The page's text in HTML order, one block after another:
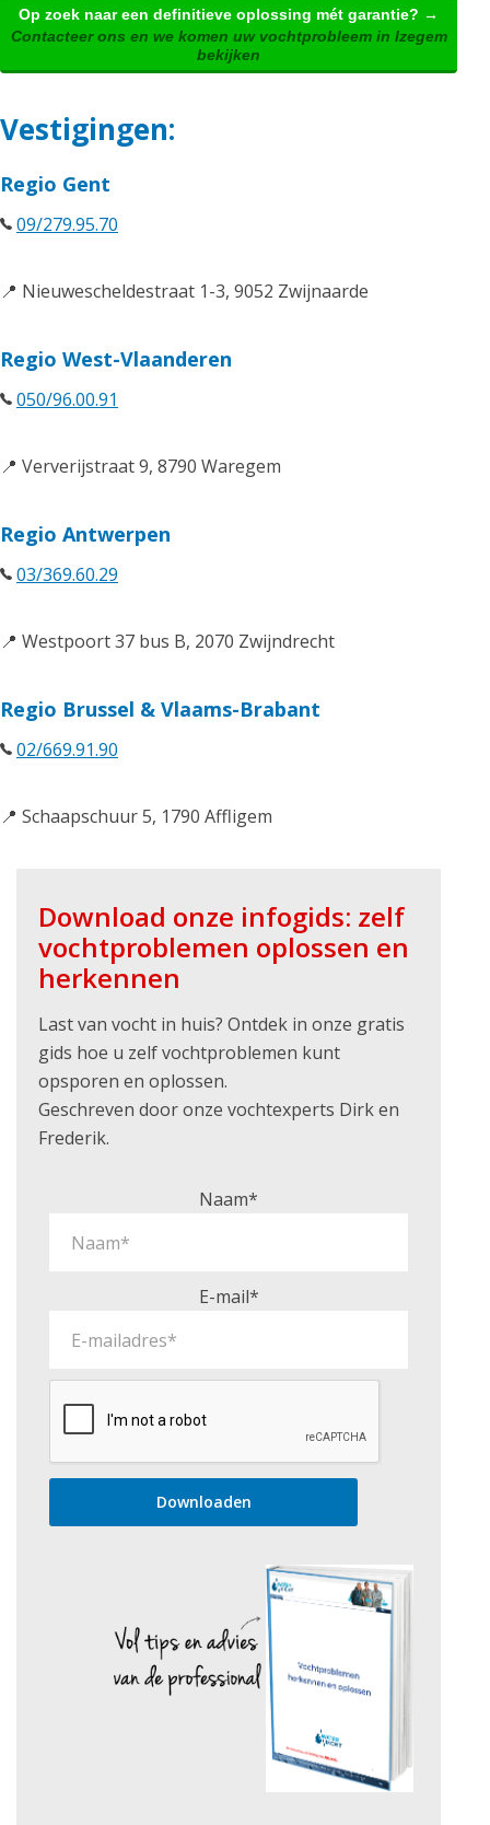
Op zoek naar een definitieve oplossing mét garantie? →
Contacteer ons en we komen uw vochtprobleem in Izegem
bekijken
Vestigingen:
Regio Gent
09/279.95.70
📍 Nieuwescheldestraat 1-3, 9052 Zwijnaarde
Regio West-Vlaanderen
050/96.00.91
📍 Ververijstraat 9, 8790 Waregem
Regio Antwerpen
03/369.60.29
📍 Westpoort 37 bus B, 2070 Zwijndrecht
Regio Brussel & Vlaams-Brabant
02/669.91.90
📍 Schaapschuur 5, 1790 Affligem
Download onze infogids: zelf
vochtproblemen oplossen en
herkennen
Last van vocht in huis? Ontdek in onze gratis
gids hoe u zelf vochtproblemen kunt
opsporen en oplossen.
Geschreven door onze vochtexperts Dirk en
Frederik.
Naam*
E-mail*